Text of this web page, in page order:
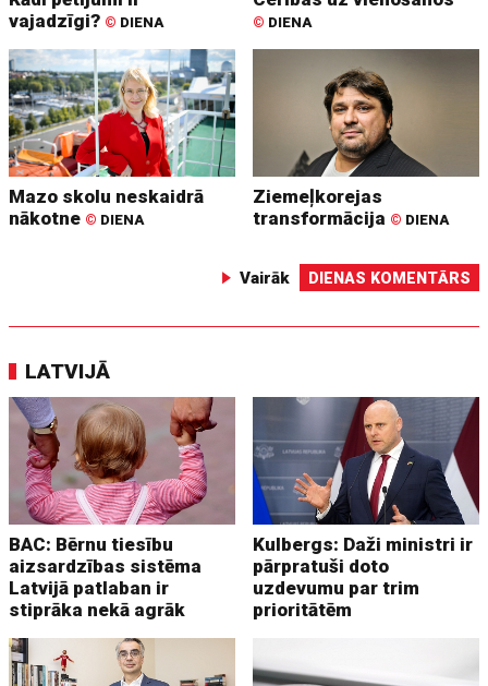
vajadzīgi? © DIENA © DIENA
Mazo skolu neskaidrā
nākotne © DIENA
Ziemeļkorejas
transformācija © DIENA
Vairāk DIENAS KOMENTĀRS
LATVIJĀ
BAC: Bērnu tiesību
aizsardzības sistēma
Latvijā patlaban ir
stiprāka nekā agrāk
Kulbergs: Daži ministri ir
pārpratuši doto
uzdevumu par trim
prioritātēm